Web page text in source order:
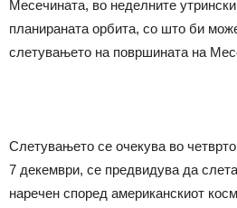
Месечината, во неделните
планираната орбита, со што би
слетувањето на површината на
Слетувањето се очекува во
7 декември, се предвидува да
наречен според американскиот